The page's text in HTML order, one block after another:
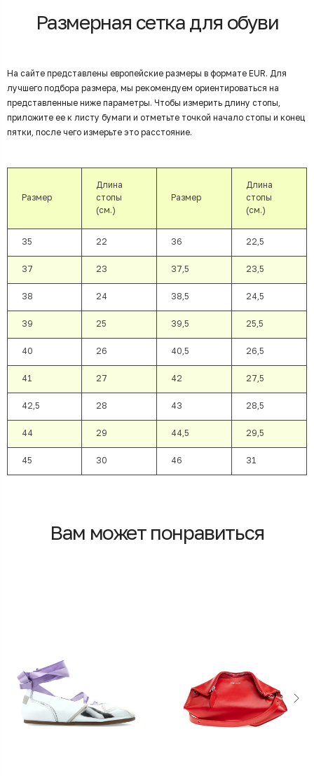
Размерная сетка для обуви
На сайте представлены европейские размеры в формате EUR. Для
лучшего подбора размера, мы рекомендуем ориентироваться на
представленные ниже параметры. Чтобы измерить длину стопы,
приложите ее к листу бумаги и отметьте точкой начало стопы и конец
пятки, после чего измерьте это расстояние.
Размер
Длина
стопы
(см.)
Размер
Длина
стопы
(см.)
35 22 36 22,5
37 23 37,5 23,5
38 24 38,5 24,5
39 25 39,5 25,5
40 26 40,5 26,5
41 27 42 27,5
42,5 28 43 28,5
44 29 44,5 29,5
45 30 46 31
Вам может понравиться